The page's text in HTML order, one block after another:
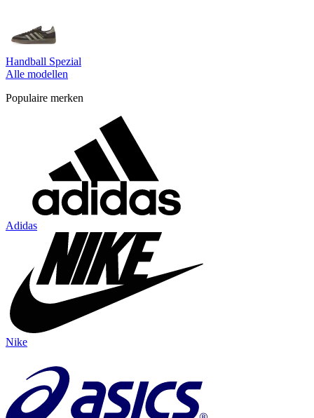
Handball Spezial
Alle modellen
Populaire merken
Adidas
Nike